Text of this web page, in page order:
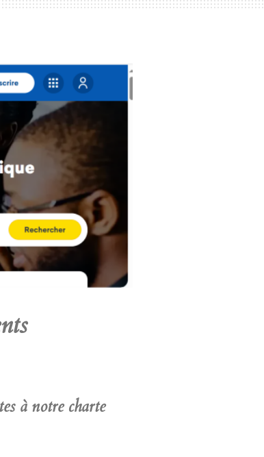
à notre charte